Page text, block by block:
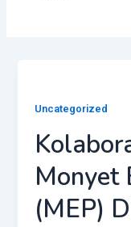
Uncategorized
Monyet
(MEP)